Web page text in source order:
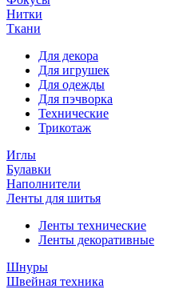
Нитки
Ткани
Для декора
Для игрушек
Для одежды
Для пэчворка
Технические
Трикотаж
Иглы
Булавки
Наполнители
Ленты для шитья
Ленты технические
Ленты декоративные
Шнуры
Швейная техника